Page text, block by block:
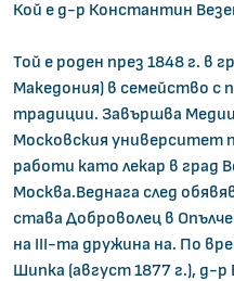
Кой е д-р Константин
Той е роден през 1848 г. в
Македония) в семейство с
традиции. Завършва
Московския университет
работи като лекар в град
Москва.Веднага след
става Доброволец в
на III-та дружина на. По
Шипка (август 1877 г.), д-р